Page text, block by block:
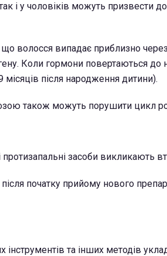
і у чоловіків можуть призвести
волосся випадає приблизно через
Коли гормони повертаються до
місяців після народження дитини).
також можуть порушити цикл
протизапальні засоби викликають
початку прийому нового
інструментів та інших методів